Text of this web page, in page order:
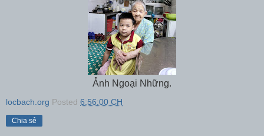
Ảnh Ngoại Những.
locbach.org Posted 6:56:00 CH
Chia sẻ